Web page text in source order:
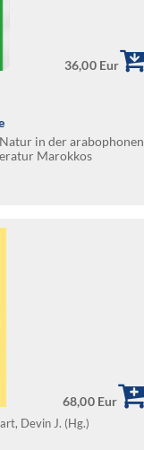
36,00 Eur
in der arabophonen
Marokkos
68,00 Eur
Devin J. (Hg.)